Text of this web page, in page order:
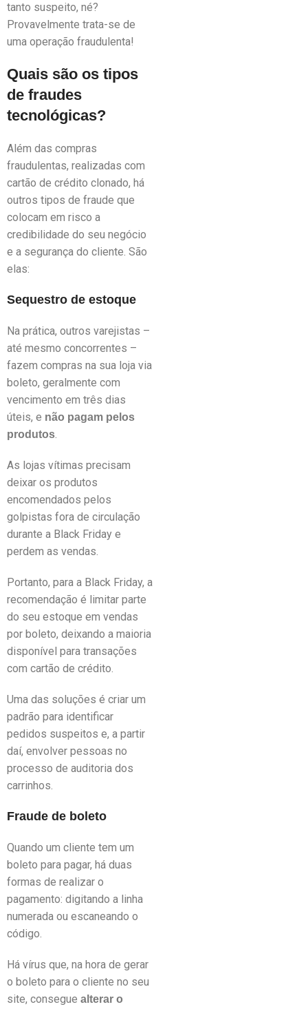
tanto suspeito, né?
Provavelmente trata-se de
uma operação fraudulenta!
Quais são os tipos
de fraudes
tecnológicas?
Além das compras
fraudulentas, realizadas com
cartão de crédito clonado, há
outros tipos de fraude que
colocam em risco a
credibilidade do seu negócio
e a segurança do cliente. São
elas:
Sequestro de estoque
Na prática, outros varejistas –
até mesmo concorrentes –
fazem compras na sua loja via
boleto, geralmente com
vencimento em três dias
úteis, e não pagam pelos
produtos.
As lojas vítimas precisam
deixar os produtos
encomendados pelos
golpistas fora de circulação
durante a Black Friday e
perdem as vendas.
Portanto, para a Black Friday, a
recomendação é limitar parte
do seu estoque em vendas
por boleto, deixando a maioria
disponível para transações
com cartão de crédito.
Uma das soluções é criar um
padrão para identificar
pedidos suspeitos e, a partir
daí, envolver pessoas no
processo de auditoria dos
carrinhos.
Fraude de boleto
Quando um cliente tem um
boleto para pagar, há duas
formas de realizar o
pagamento: digitando a linha
numerada ou escaneando o
código.
Há vírus que, na hora de gerar
o boleto para o cliente no seu
site, consegue alterar o